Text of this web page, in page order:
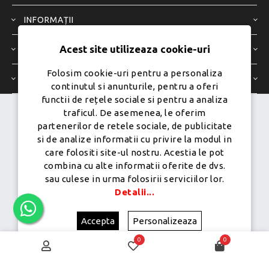
0 0
INFORMAȚII
SERVICIU CLIENȚI
CONTUL MEU
Dezvoltat de
Ecom Digital -
Powered bynopCommerce
Copyright © 2026 PureMobile.Toate drepturile rezervate.
Acest site utilizeaza cookie-uri
Folosim cookie-uri pentru a personaliza
continutul si anunturile, pentru a oferi
functii de rețele sociale si pentru a analiza
traficul. De asemenea, le oferim
partenerilor de retele sociale, de publicitate
si de analize informatii cu privire la modul in
care folositi site-ul nostru. Acestia le pot
combina cu alte informatii oferite de dvs.
sau culese in urma folosirii serviciilor lor.
Detalii...
Accepta Personalizeaza